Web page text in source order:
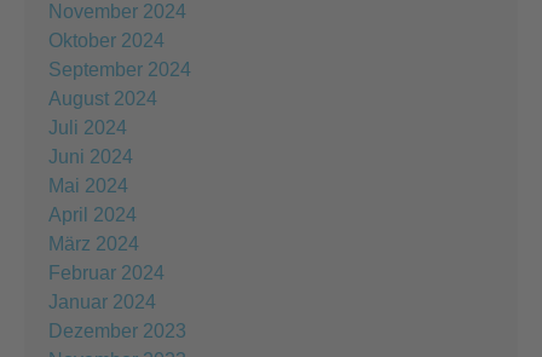
November 2024
Oktober 2024
September 2024
August 2024
Juli 2024
Juni 2024
Mai 2024
April 2024
März 2024
Februar 2024
Januar 2024
Dezember 2023